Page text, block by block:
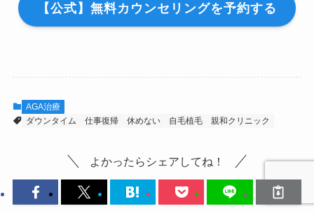
【公式】無料カウンセリングを予約する
AGA治療
ダウンタイム
仕事復帰 休めない 自毛植毛 親和クリニック
よかったらシェアしてね！